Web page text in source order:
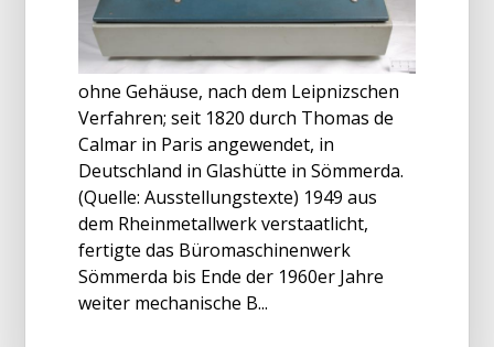
ohne Gehäuse, nach dem Leipnizschen
Verfahren; seit 1820 durch Thomas de
Calmar in Paris angewendet, in
Deutschland in Glashütte in Sömmerda.
(Quelle: Ausstellungstexte) 1949 aus
dem Rheinmetallwerk verstaatlicht,
fertigte das Büromaschinenwerk
Sömmerda bis Ende der 1960er Jahre
weiter mechanische B...